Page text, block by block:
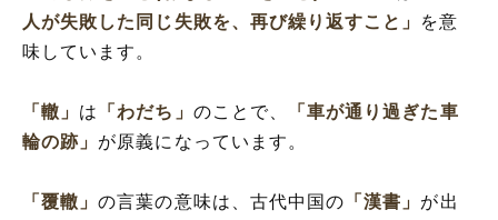
人が失敗した同じ失敗を、再び繰り返すこと」 を意
味しています。
「轍」 は 「わだち」 のことで、
「車が通り過ぎた車
輪の跡」 が原義になっています。
「覆轍」の言葉の意味は、古代中国の 「漢書」 が出